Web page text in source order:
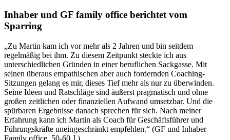
Inhaber und GF family office berichtet vom
Sparring
„Zu Martin kam ich vor mehr als 2 Jahren und bin seitdem
regelmäßig bei ihm. Zu diesem Zeitpunkt steckte ich aus
unterschiedlichen Gründen in einer beruflichen Sackgasse. Mit
seinen überaus empathischen aber auch fordernden Coaching-
Sitzungen gelang es mir, dieses Tief mehr als nur zu überwinden.
Seine Ideen und Ratschläge sind äußerst pragmatisch und ohne
großen zeitlichen oder finanziellen Aufwand umsetzbar. Und die
spürbaren Ergebnisse danach sprechen für sich. Nach meiner
Erfahrung kann ich Martin als Coach für Geschäftsführer und
Führungskräfte uneingeschränkt empfehlen.“ (GF und Inhaber